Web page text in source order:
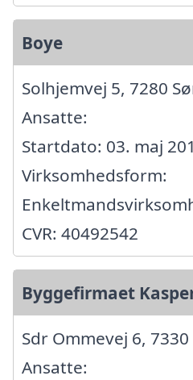
Boye
Solhjemvej 5, 7280
Ansatte:
Startdato: 03. maj
Virksomhedsform:
CVR: 40492542
Byggefirmaet
Sdr Ommevej 6,
Ansatte: